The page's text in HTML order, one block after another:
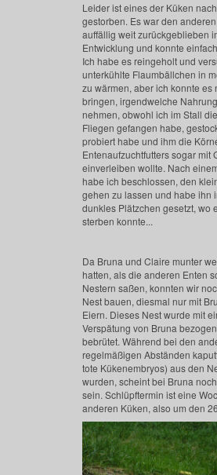
Leider ist eines der Küken
gestorben. Es war den
auffällig weit zurückgeblieben
Entwicklung und konnte
Ich habe es reingeholt und
unterkühlte Flaumbällchen in
zu wärmen, aber ich konnte es
bringen, irgendwelche
nehmen, obwohl ich im Stall
Fliegen gefangen habe,
probiert habe und ihm die
Entenaufzuchtfutters sogar mit
einverleiben wollte. Nach
habe ich beschlossen, den
gehen zu lassen und habe ihn
dunkles Plätzchen gesetzt, wo
sterben konnte...
Da Bruna und Claire munter
hatten, als die anderen Enten
Nestern saßen, konnten wir
Nest bauen, diesmal nur mit
Eiern. Dieses Nest wurde mit
Verspätung von Bruna
bebrütet. Während bei den
regelmäßigen Abständen
tote Kükenembryos) aus den
wurden, scheint bei Bruna
sein. Schlüpftermin ist eine
anderen Küken, also um den